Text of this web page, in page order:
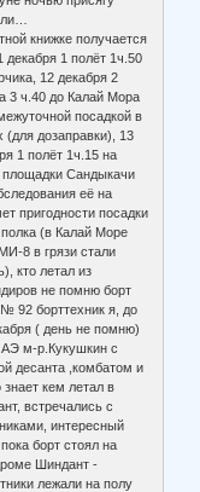
книжке получается
декабря 1 полёт 1ч.50
12 декабря 2
3 ч.40 до Калай Мора
посадкой в
(для дозаправки), 13
1 полёт 1ч.15 на
площадки Сандыкачи
её на
пригодности посадки
полка (в Калай Море
8 в грязи стали
кто летал из
не помню борт
92 борттехник я, до
( день не помню)
м-р.Кукушкин с
десанта ,комбатом и
знает кем летал в
встречались с
интересный
борт стоял на
Шиндант -
лежали на полу